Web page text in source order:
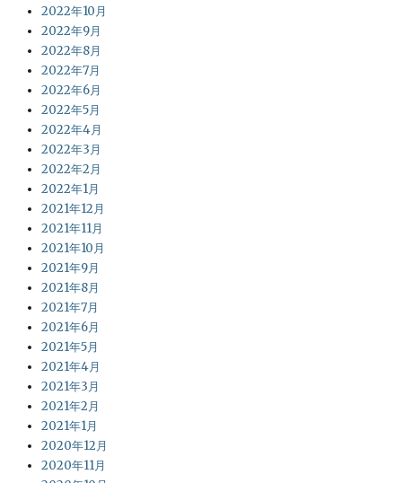
2022年10月
2022年9月
2022年8月
2022年7月
2022年6月
2022年5月
2022年4月
2022年3月
2022年2月
2022年1月
2021年12月
2021年11月
2021年10月
2021年9月
2021年8月
2021年7月
2021年6月
2021年5月
2021年4月
2021年3月
2021年2月
2021年1月
2020年12月
2020年11月